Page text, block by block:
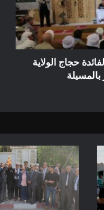
حجاج الولاية